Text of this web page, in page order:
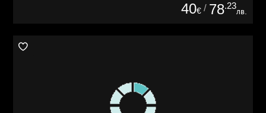
40€ / 78.23
лв.